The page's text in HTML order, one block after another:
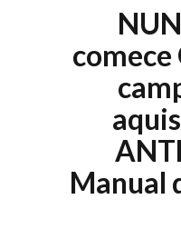
comece
Manual